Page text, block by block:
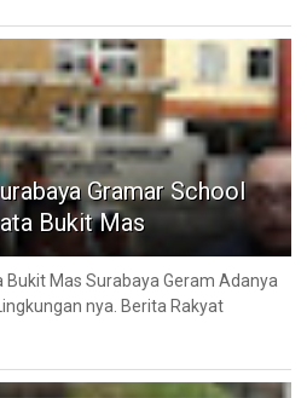
Gramar School
Bukit Mas
Bukit Mas Surabaya Geram Adanya
nya. Berita Rakyat